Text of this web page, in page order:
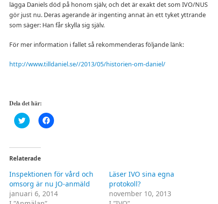
lägga Daniels död på honom själv, och det är exakt det som IVO/NUS
gör just nu. Deras agerande är ingenting annat än ett tyket yttrande
som säger: Han får skylla sig själv.
För mer information i fallet så rekommenderas följande länk:
http://www.tilldaniel.se//2013/05/historien-om-daniel/
Dela det här:
Klicka
för
Twitter
(Öppnas
i
ett
nytt
fönster)
Klicka
för
ett
nytt
fönster)
Relaterade
Inspektionen för vård och
omsorg är nu JO-anmäld
januari 6, 2014
Läser IVO sina egna
protokoll?
november 10, 2013